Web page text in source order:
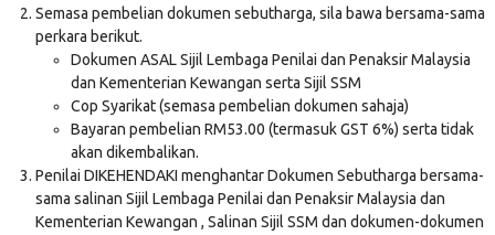
Semasa pembelian dokumen sebutharga, sila bawa bersama-sama
perkara berikut.
Dokumen ASAL Sijil Lembaga Penilai dan Penaksir Malaysia
dan Kementerian Kewangan serta Sijil SSM
Cop Syarikat (semasa pembelian dokumen sahaja)
Bayaran pembelian RM53.00 (termasuk GST 6%) serta tidak
akan dikembalikan.
Penilai DIKEHENDAKI menghantar Dokumen Sebutharga bersama-
sama salinan Sijil Lembaga Penilai dan Penaksir Malaysia dan
Kementerian Kewangan , Salinan Sijil SSM dan dokumen-dokumen